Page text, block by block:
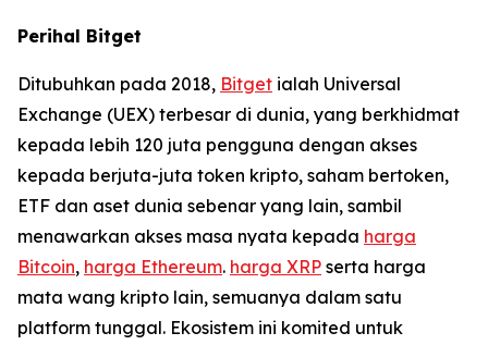
Perihal Bitget
Ditubuhkan pada 2018, Bitget ialah Universal
Exchange (UEX) terbesar di dunia, yang berkhidmat
kepada lebih 120 juta pengguna dengan akses
kepada berjuta-juta token kripto, saham bertoken,
ETF dan aset dunia sebenar yang lain, sambil
menawarkan akses masa nyata kepada harga
Bitcoin, harga Ethereum. harga XRP serta harga
mata wang kripto lain, semuanya dalam satu
platform tunggal. Ekosistem ini komited untuk